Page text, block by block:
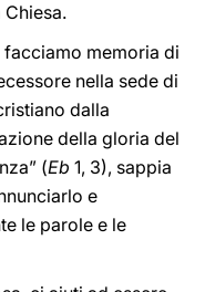
memoria di
nella sede di
dalla
della gloria del
(Eb 1, 3), sappia
e
le parole e le